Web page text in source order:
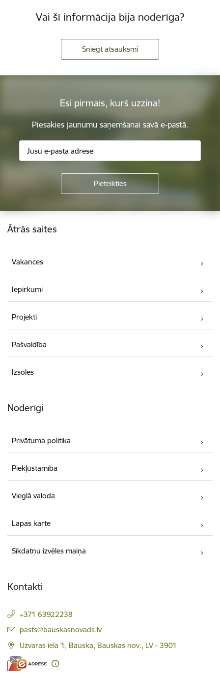
Vai šī informācija bija noderīga?
Sniegt atsauksmi
Esi pirmais, kurš uzzina!
Piesakies jaunumu saņemšanai savā e-pastā.
Kājene
Ātrās saites
Vakances
Iepirkumi
Projekti
Pašvaldība
Izsoles
Noderīgi
Privātuma politika
Piekļūstamība
Vieglā valoda
Lapas karte
Sīkdatņu izvēles maiņa
Kontakti
+371 63922238
E-pasts:
pasts@bauskasnovads.lv
Uzvaras iela 1, Bauska, Bauskas nov., LV - 3901